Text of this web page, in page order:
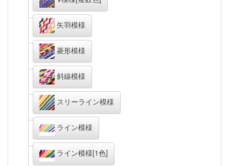
矢羽模様
菱形模様
斜線模様
スリーライン模様
ライン模様
ライン模様[1色]